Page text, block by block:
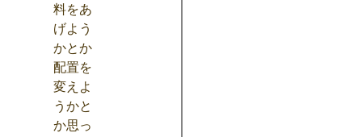
料をあ
げよう
かとか
配置を
変えよ
うかと
か思っ